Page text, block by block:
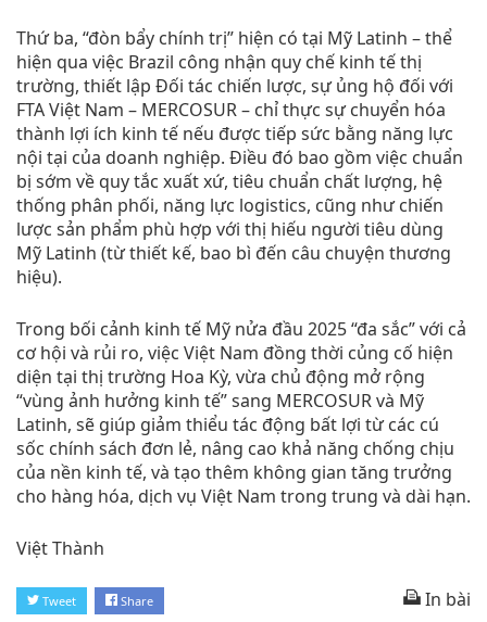
Thứ ba, “đòn bẩy chính trị” hiện có tại Mỹ Latinh – thể
hiện qua việc Brazil công nhận quy chế kinh tế thị
trường, thiết lập Đối tác chiến lược, sự ủng hộ đối với
FTA Việt Nam – MERCOSUR – chỉ thực sự chuyển hóa
thành lợi ích kinh tế nếu được tiếp sức bằng năng lực
nội tại của doanh nghiệp. Điều đó bao gồm việc chuẩn
bị sớm về quy tắc xuất xứ, tiêu chuẩn chất lượng, hệ
thống phân phối, năng lực logistics, cũng như chiến
lược sản phẩm phù hợp với thị hiếu người tiêu dùng
Mỹ Latinh (từ thiết kế, bao bì đến câu chuyện thương
hiệu).
Trong bối cảnh kinh tế Mỹ nửa đầu 2025 “đa sắc” với cả
cơ hội và rủi ro, việc Việt Nam đồng thời củng cố hiện
diện tại thị trường Hoa Kỳ, vừa chủ động mở rộng
“vùng ảnh hưởng kinh tế” sang MERCOSUR và Mỹ
Latinh, sẽ giúp giảm thiểu tác động bất lợi từ các cú
sốc chính sách đơn lẻ, nâng cao khả năng chống chịu
của nền kinh tế, và tạo thêm không gian tăng trưởng
cho hàng hóa, dịch vụ Việt Nam trong trung và dài hạn.
Việt Thành
In bài
Tweet Share